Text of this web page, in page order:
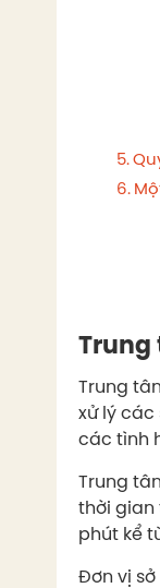
Trung
Trung
xử lý các
các tình
Trung
thời gian
phút kể
Đơn vị